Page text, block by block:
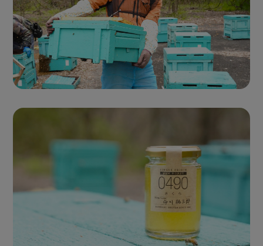
ハニーハンターが
買い付けした「新蜜」